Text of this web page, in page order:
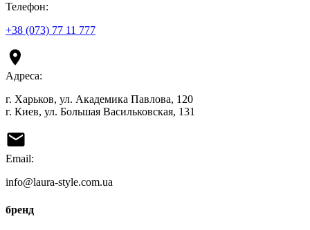
Телефон:
+38 (073) 77 11 777
Адреса:
г. Харьков, ул. Академика Павлова, 120
г. Киев, ул. Большая Васильковская, 131
Email:
info@laura-style.com.ua
бренд